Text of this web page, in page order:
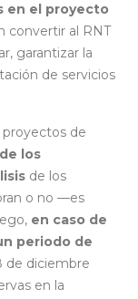
en el proyecto
convertir al RNT
garantizar la
de servicios
de
los
de los
o no —es
en caso de
periodo de
de diciembre
en la